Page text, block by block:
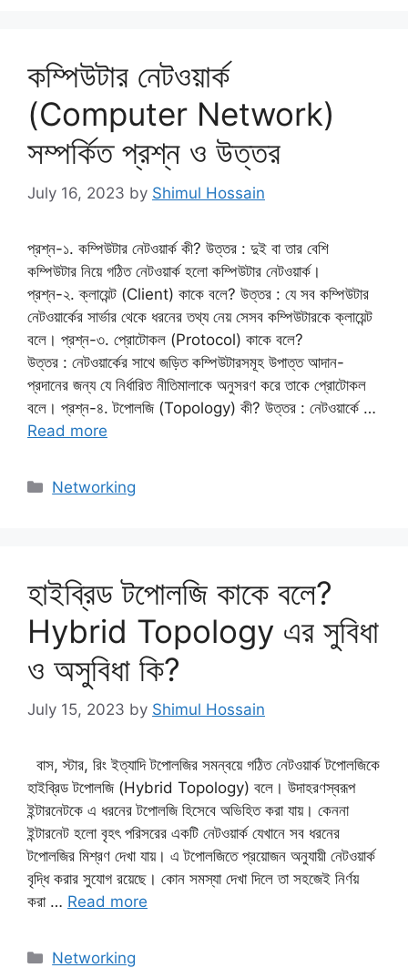
কম্পিউটার নেটওয়ার্ক
(Computer Network)
সম্পর্কিত প্রশ্ন ও উত্তর
July 16, 2023 by Shimul Hossain
প্রশ্ন-১. কম্পিউটার নেটওয়ার্ক কী? উত্তর : দুই বা তার বেশি
কম্পিউটার নিয়ে গঠিত নেটওয়ার্ক হলো কম্পিউটার নেটওয়ার্ক।
প্রশ্ন-২. ক্লায়েন্ট (Client) কাকে বলে? উত্তর : যে সব কম্পিউটার
নেটওয়ার্কের সার্ভার থেকে ধরনের তথ্য নেয় সেসব কম্পিউটারকে ক্লায়েন্ট
বলে। প্রশ্ন-৩. প্রোটোকল (Protocol) কাকে বলে?
উত্তর : নেটওয়ার্কের সাথে জড়িত কম্পিউটারসমূহ উপাত্ত আদান-
প্রদানের জন্য যে নির্ধারিত নীতিমালাকে অনুসরণ করে তাকে প্রোটোকল
বলে। প্রশ্ন-৪. টপোলজি (Topology) কী? উত্তর : নেটওয়ার্কে …
Read more
Categories
Networking
হাইব্রিড টপোলজি কাকে বলে?
Hybrid Topology এর সুবিধা
ও অসুবিধা কি?
July 15, 2023 by Shimul Hossain
বাস, স্টার, রিং ইত্যাদি টপোলজির সমন্বয়ে গঠিত নেটওয়ার্ক টপোলজিকে
হাইব্রিড টপোলজি (Hybrid Topology) বলে। উদাহরণস্বরূপ
ইন্টারনেটকে এ ধরনের টপোলজি হিসেবে অভিহিত করা যায়। কেননা
ইন্টারনেট হলো বৃহৎ পরিসরের একটি নেটওয়ার্ক যেখানে সব ধরনের
টপোলজির মিশ্রণ দেখা যায়। এ টপোলজিতে প্রয়োজন অনুযায়ী নেটওয়ার্ক
বৃদ্ধি করার সুযোগ রয়েছে। কোন সমস্যা দেখা দিলে তা সহজেই নির্ণয়
করা … Read more
Categories
Networking